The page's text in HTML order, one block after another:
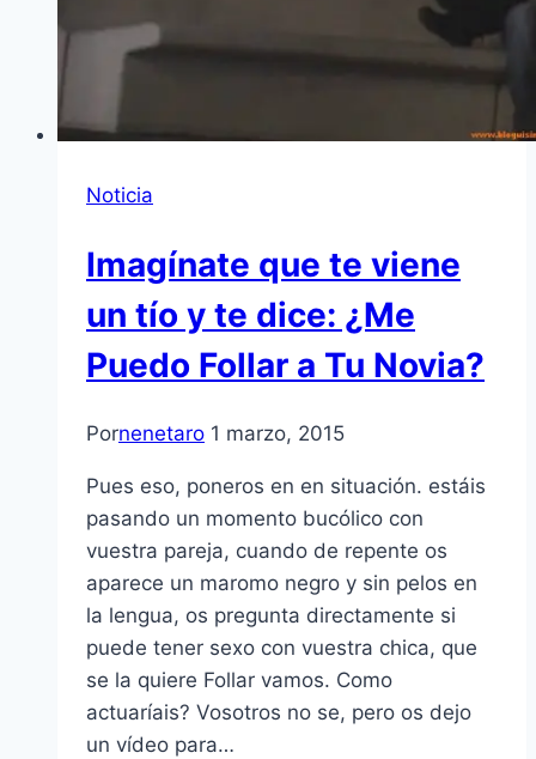
Noticia
Imagínate que te viene
un tío y te dice: ¿Me
Puedo Follar a Tu Novia?
Pornenetaro 1 marzo, 2015
Pues eso, poneros en en situación. estáis
pasando un momento bucólico con
vuestra pareja, cuando de repente os
aparece un maromo negro y sin pelos en
la lengua, os pregunta directamente si
puede tener sexo con vuestra chica, que
se la quiere Follar vamos. Como
actuaríais? Vosotros no se, pero os dejo
un vídeo para…